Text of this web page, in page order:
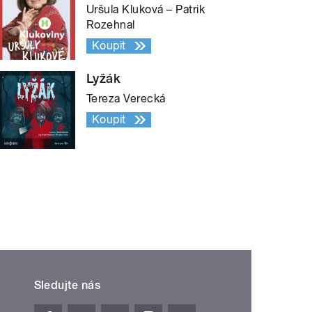
Uršula Kluková – Patrik
Rozehnal
Koupit
Lyžák
Tereza Verecká
Koupit
Sledujte nás